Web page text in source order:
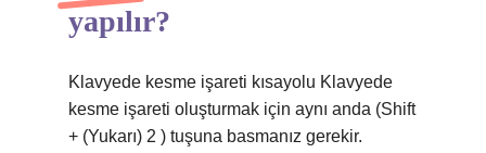
yapılır?
Klavyede kesme işareti kısayolu Klavyede
kesme işareti oluşturmak için aynı anda (Shift
+ (Yukarı) 2 ) tuşuna basmanız gerekir.